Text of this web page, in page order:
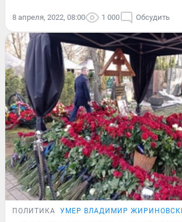
8 апреля, 2022, 08:00 1 000 Обсудить
ПОЛИТИКА УМЕР ВЛАДИМИР